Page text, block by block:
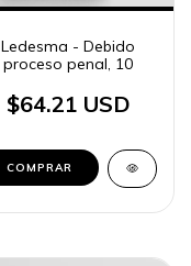
Ledesma - Debido
proceso penal, 10
$64.21 USD
COMPRAR